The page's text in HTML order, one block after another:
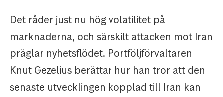
Det råder just nu hög volatilitet på
marknaderna, och särskilt attacken mot Iran
präglar nyhetsflödet. Portföljförvaltaren
Knut Gezelius berättar hur han tror att den
senaste utvecklingen kopplad till Iran kan